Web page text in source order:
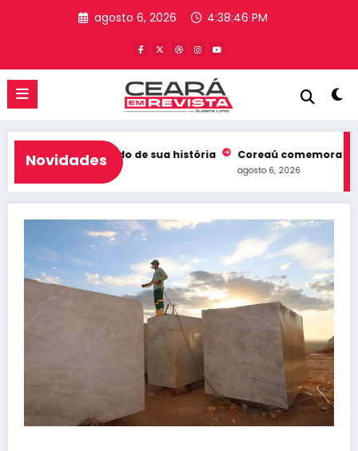
agosto 6, 2026 4:38:47 PM
Novidades
melhor resultado de sua história Coreaú comemora
agosto 6, 2026